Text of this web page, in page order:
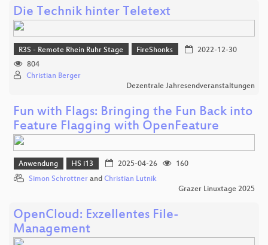
Die Technik hinter Teletext
R3S - Remote Rhein Ruhr Stage FireShonks
2022-12-30
804
Christian Berger
Dezentrale Jahresendveranstaltungen
Fun with Flags: Bringing the Fun Back into
Feature Flagging with OpenFeature
Anwendung HS i13 2025-04-26
160
Simon Schrottner and Christian Lutnik
Grazer Linuxtage 2025
OpenCloud: Exzellentes File-
Management